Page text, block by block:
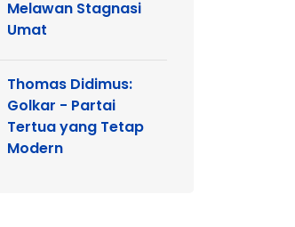
Melawan Stagnasi
Umat
Thomas Didimus:
Golkar - Partai
Tertua yang Tetap
Modern